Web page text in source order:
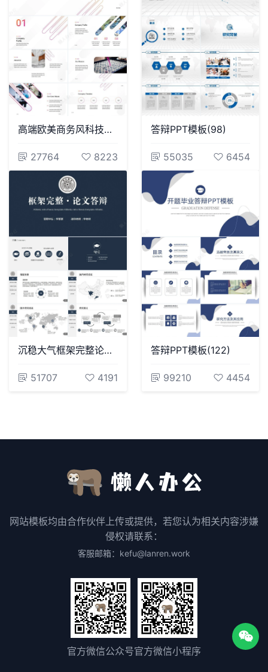
高端欧美商务风科技医疗美容通用PPT模板
27764 8223
答辩PPT模板(98)
55035 6454
沉稳大气框架完整论文答辩PPT模板
51707 4191
答辩PPT模板(122)
99210 4454
网站模板均由合作伙伴上传或提供，若您认为相关内容涉嫌
侵权请联系：
客服邮箱：kefu@lanren.work
官方微信公众号官方微信小程序